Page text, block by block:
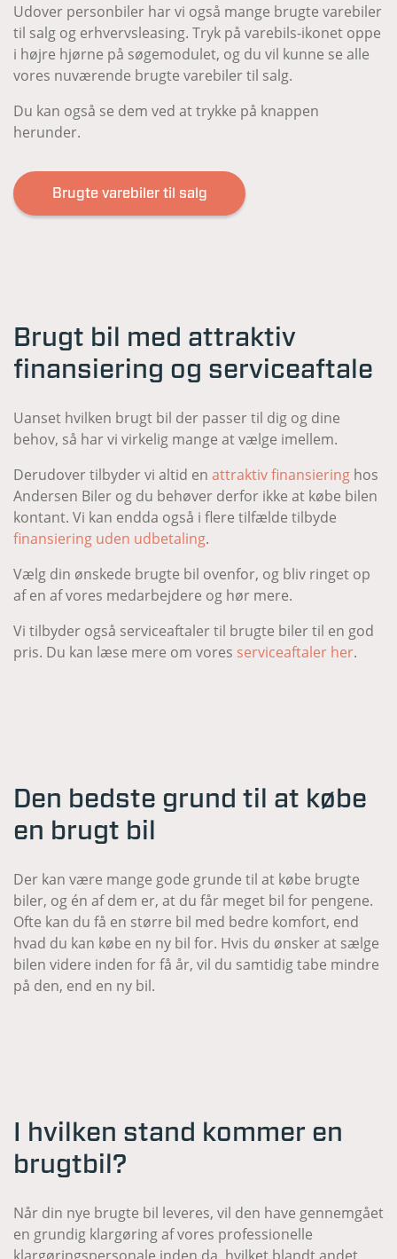
Udover personbiler har vi også mange brugte varebiler
til salg og erhvervsleasing. Tryk på varebils-ikonet oppe
i højre hjørne på søgemodulet, og du vil kunne se alle
vores nuværende brugte varebiler til salg.
Du kan også se dem ved at trykke på knappen
herunder.
Brugte varebiler til salg
Brugt bil med attraktiv
finansiering og serviceaftale
Uanset hvilken brugt bil der passer til dig og dine
behov, så har vi virkelig mange at vælge imellem.
Derudover tilbyder vi altid en attraktiv finansiering hos
Andersen Biler og du behøver derfor ikke at købe bilen
kontant. Vi kan endda også i flere tilfælde tilbyde
finansiering uden udbetaling.
Vælg din ønskede brugte bil ovenfor, og bliv ringet op
af en af vores medarbejdere og hør mere.
Vi tilbyder også serviceaftaler til brugte biler til en god
pris. Du kan læse mere om vores serviceaftaler her.
Den bedste grund til at købe
en brugt bil
Der kan være mange gode grunde til at købe brugte
biler, og én af dem er, at du får meget bil for pengene.
Ofte kan du få en større bil med bedre komfort, end
hvad du kan købe en ny bil for. Hvis du ønsker at sælge
bilen videre inden for få år, vil du samtidig tabe mindre
på den, end en ny bil.
I hvilken stand kommer en
brugtbil?
Når din nye brugte bil leveres, vil den have gennemgået
en grundig klargøring af vores professionelle